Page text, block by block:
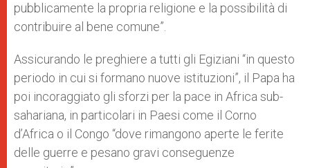
pubblicamente la propria religione e la possibilità di
contribuire al bene comune”.
Assicurando le preghiere a tutti gli Egiziani “in questo
periodo in cui si formano nuove istituzioni”, il Papa ha
poi incoraggiato gli sforzi per la pace in Africa sub-
sahariana, in particolari in Paesi come il Corno
d’Africa o il Congo “dove rimangono aperte le ferite
delle guerre e pesano gravi conseguenze